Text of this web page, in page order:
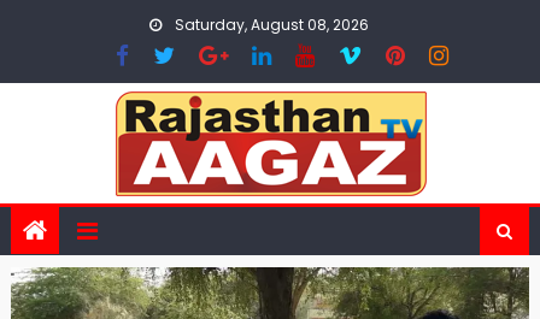
Saturday, August 08, 2026